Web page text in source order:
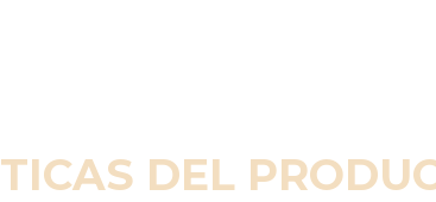
DEL